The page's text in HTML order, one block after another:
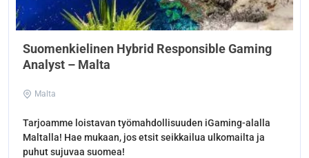
Suomenkielinen Hybrid Responsible Gaming
Analyst – Malta
Malta
Tarjoamme loistavan työmahdollisuuden iGaming-alalla
Maltalla! Hae mukaan, jos etsit seikkailua ulkomailta ja
puhut sujuvaa suomea!